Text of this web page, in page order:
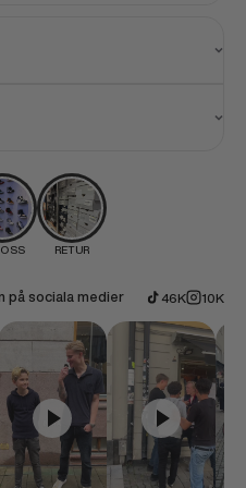
RETUR
på sociala medier 46K 10K